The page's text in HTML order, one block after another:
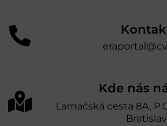
Kde nás
Lamačská cesta 8A,